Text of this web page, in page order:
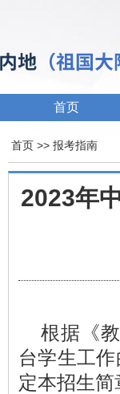
首页
首页 >> 报考指南
2023年
根据《
台学生工
定本招生简